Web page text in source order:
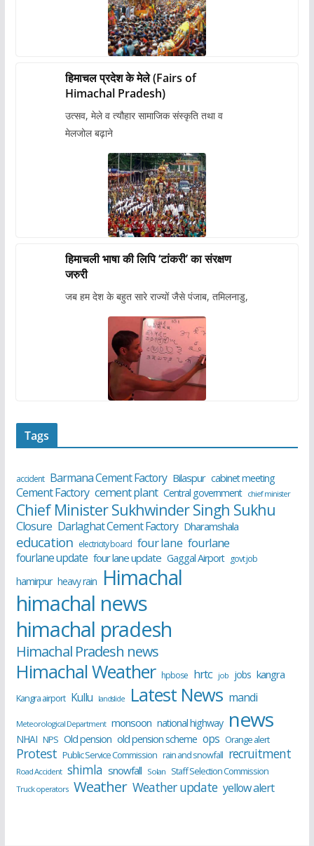
हिमाचल प्रदेश के मेले (Fairs of
Himachal Pradesh)
उत्सव, मेले व त्यौहार सामाजिक संस्कृति तथा व
मेलजोल बढ़ाने
हिमाचली भाषा की लिपि ‘टांकरी’ का संरक्षण
जरुरी
जब हम देश के बहुत सारे राज्यों जैसे पंजाब, तमिलनाडु,
Tags
accident Barmana Cement Factory Bilaspur cabinet meeting
Cement Factory cement plant Central government chief minister
Chief Minister Sukhwinder Singh Sukhu
Closure Darlaghat Cement Factory Dharamshala
education electricity board four lane fourlane
fourlane update four lane update Gaggal Airport govt job
hamirpur heavy rain Himachal
himachal news
himachal pradesh
Himachal Pradesh news
Himachal Weather hpbose hrtc job jobs kangra
Kangra airport Kullu landslide Latest News mandi
Meteorological Department monsoon national highway news
NHAI NPS Old pension old pension scheme ops Orange alert
Protest Public Service Commission rain and snowfall recruitment
Road Accident shimla snowfall Solan Staff Selection Commission
Truck operators Weather Weather update yellow alert